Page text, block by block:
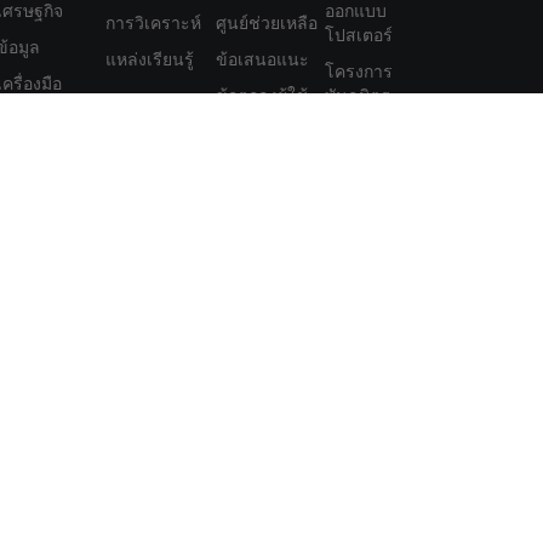
ศรษฐกิจ
อมูล
ครื่องมือ
การวิเคราะห์
แหล่งเรียนรู้
ศูนย์ช่วยเหลือ
ข้อเสนอแนะ
ข้อตกลงผู้ใช้
ออกแบบ
โปสเตอร์
โครงการ
พันธมิตร